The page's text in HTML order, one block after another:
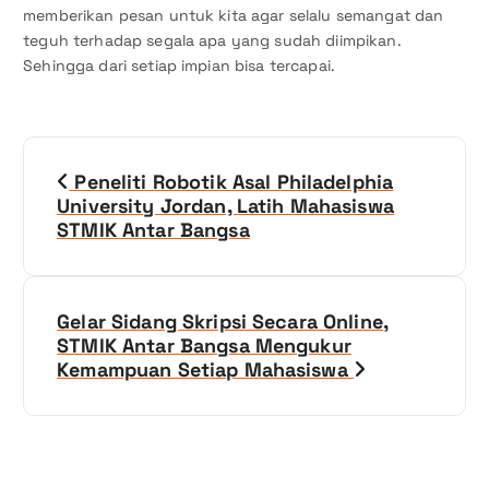
memberikan pesan untuk kita agar selalu semangat dan
teguh terhadap segala apa yang sudah diimpikan.
Sehingga dari setiap impian bisa tercapai.
Peneliti Robotik Asal Philadelphia
University Jordan, Latih Mahasiswa
STMIK Antar Bangsa
Gelar Sidang Skripsi Secara Online,
STMIK Antar Bangsa Mengukur
Kemampuan Setiap Mahasiswa